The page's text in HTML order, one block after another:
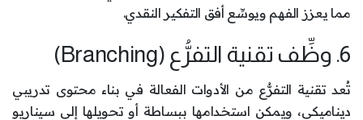
مما يعزز الفهم ويوسِّع أفق التفكير النقدي.
6. وظِّف تقنية التفرُّع (Branching)
تُعد تقنية التفرُّع من الأدوات الفعالة في بناء محتوى تدريبي
ديناميكي، ويمكن استخدامها ببساطة أو تحويلها إلى سيناريو